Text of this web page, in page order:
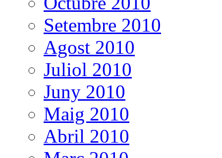
Setembre 2010
Agost 2010
Juliol 2010
Juny 2010
Maig 2010
Abril 2010